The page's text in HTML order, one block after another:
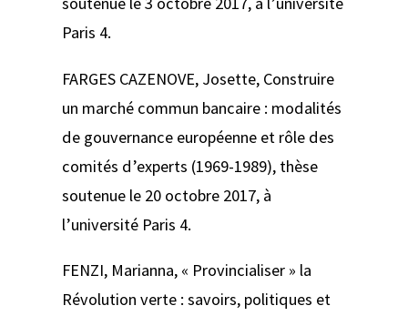
Paris 4.
FARGES CAZENOVE, Josette, Construire
un marché commun bancaire : modalités
de gouvernance européenne et rôle des
comités d’experts (1969-1989), thèse
soutenue le 20 octobre 2017, à
l’université Paris 4.
FENZI, Marianna, « Provincialiser » la
Révolution verte : savoirs, politiques et